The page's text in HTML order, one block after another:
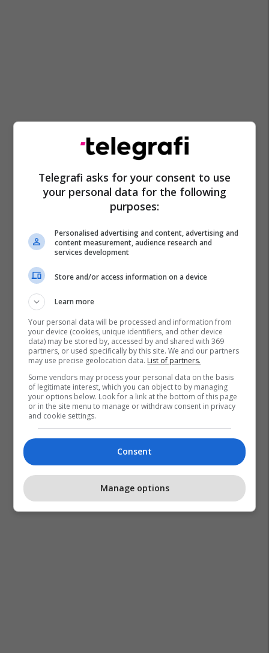
Christopher Nolan ​the Odyssey
Telegrafi asks for your consent to use
your personal data for the following
purposes:
Personalised advertising and content, advertising and
content measurement, audience research and
services development
Store and/or access information on a device
Learn more
Your personal data will be processed and information from
your device (cookies, unique identifiers, and other device
data) may be stored by, accessed by and shared with 369
partners, or used specifically by this site. We and our partners
may use precise geolocation data. List of partners.
Some vendors may process your personal data on the basis
of legitimate interest, which you can object to by managing
your options below. Look for a link at the bottom of this page
or in the site menu to manage or withdraw consent in privacy
and cookie settings.
Consent
Manage options